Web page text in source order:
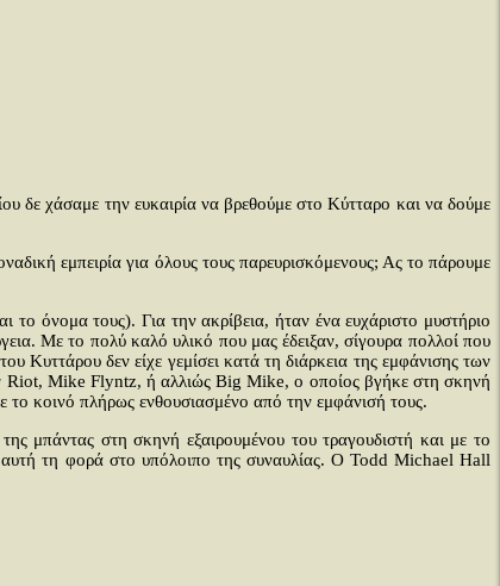
δε χάσαμε την ευκαιρία να βρεθούμε στο Κύτταρο και να δούμε
εμπειρία για όλους τους παρευρισκόμενους; Ας το πάρουμε
όνομα τους). Για την ακρίβεια, ήταν ένα ευχάριστο μυστήριο
Με το πολύ καλό υλικό που μας έδειξαν, σίγουρα πολλοί που
Κυττάρου δεν είχε γεμίσει κατά τη διάρκεια της εμφάνισης των
Riot, Mike Flyntz, ή αλλιώς Big Mike, ο οποίος βγήκε στη σκηνή
το κοινό πλήρως ενθουσιασμένο από την εμφάνισή τους.
μπάντας στη σκηνή εξαιρουμένου του τραγουδιστή και με το
τη φορά στο υπόλοιπο της συναυλίας. Ο Todd Michael Hall